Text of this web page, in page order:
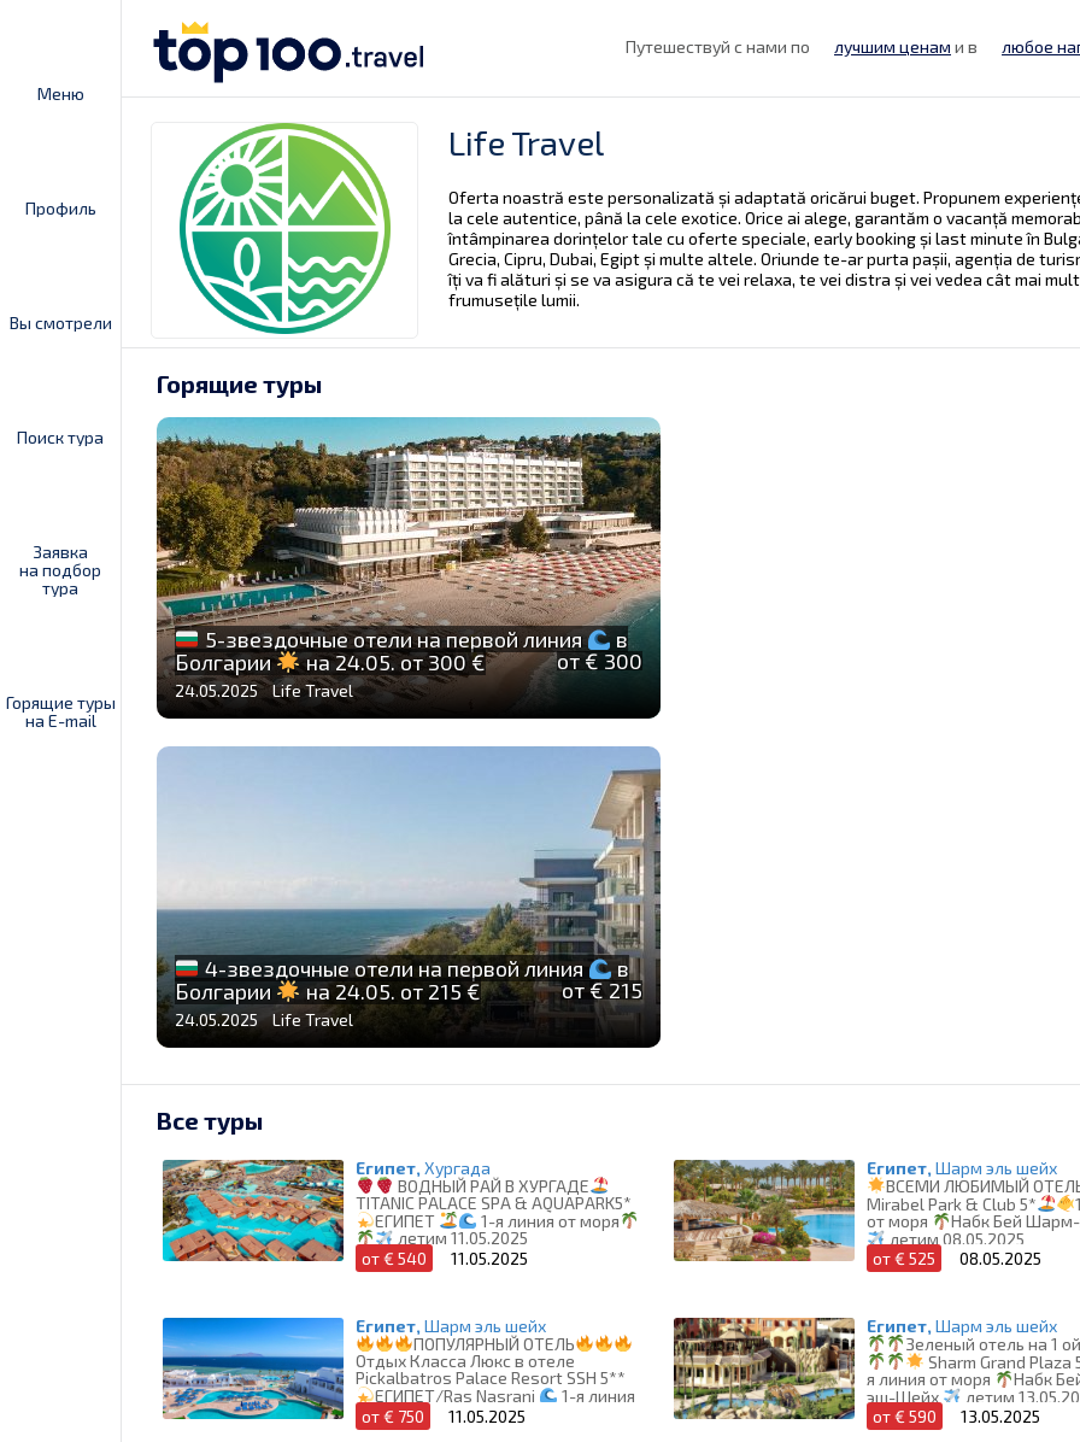
Меню
Профиль
Вы смотрели
Поиск тура
Заявка
на подбор
тура
Горящие туры
на E-mail
Путешествуй с нами по лучшим ценам и в любое
Life Travel
Oferta noastră este personalizată și adaptată oricărui buget. Propunem
la cele autentice, până la cele exotice. Orice ai alege, garantăm o vacanță
întâmpinarea dorințelor tale cu oferte speciale, early booking și last minute în
Grecia, Cipru, Dubai, Egipt și multe altele. Oriunde te-ar purta pașii, agenția de
îți va fi alături și se va asigura că te vei relaxa, te vei distra și vei vedea cât mai
frumusețile lumii.
Горящие туры
5-звездочные отели на первой линия
в
Болгарии
на 24.05. от 300 € от € 300
24.05.2025 Life Travel
4-звездочные отели на первой линия
в
Болгарии
на 24.05. от 215 € от € 215
24.05.2025 Life Travel
Все туры
Египет, Хургада
ВОДНЫЙ РАЙ В ХУРГАДЕ
TITANIC PALACE SPA & AQUAPARK5*
ЕГИПЕТ
1-я линия от моря
летим 11.05.2025
от € 540
11.05.2025
Египет, Шарм эль шейх
ВСЕМИ ЛЮБИМЫЙ
Mirabel Park & Club 5*
от моря
Набк Бей
летим 08.05.2025
от € 525
08.05.2025
Египет, Шарм эль шейх
ПОПУЛЯРНЫЙ ОТЕЛЬ
Отдых Класса Люкс в отеле
Pickalbatros Palace Resort SSH 5**
ЕГИПЕТ/Ras Nasrani
1-я линия
от моря
летим 11.05.2025
от € 750 11.05.2025
Египет, Шарм эль шейх
Зеленый отель на 1
Sharm Grand Plaza
я линия от моря
Набк
эш-Шейх
летим
от € 590
13.05.2025